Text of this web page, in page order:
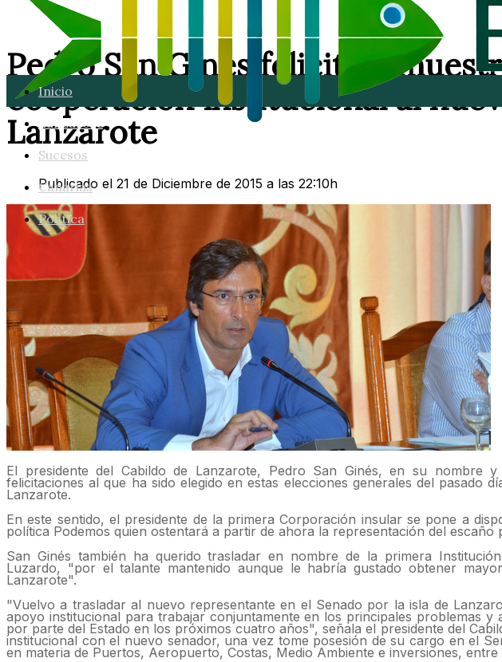
Inicio
Lanzarote
Sucesos
Canarias
Política
Pedro San Ginés felicita y
cooperación institucional al
Lanzarote
Publicado el 21 de Diciembre de 2015 a las 22:10h
El presidente del Cabildo de Lanzarote, Pedro San Ginés, en su nombre
felicitaciones al que ha sido elegido en estas elecciones generales del pasado
Lanzarote.
En este sentido, el presidente de la primera Corporación insular se pone a
política Podemos quien ostentará a partir de ahora la representación del escaño
San Ginés también ha querido trasladar en nombre de la primera
Luzardo, "por el talante mantenido aunque le habría gustado obtener
Lanzarote".
"Vuelvo a trasladar al nuevo representante en el Senado por la isla de
apoyo institucional para trabajar conjuntamente en los principales problemas y
por parte del Estado en los próximos cuatro años", señala el presidente del
institucional con el nuevo senador, una vez tome posesión de su cargo en el
en materia de Puertos, Aeropuerto, Costas, Medio Ambiente e inversiones,